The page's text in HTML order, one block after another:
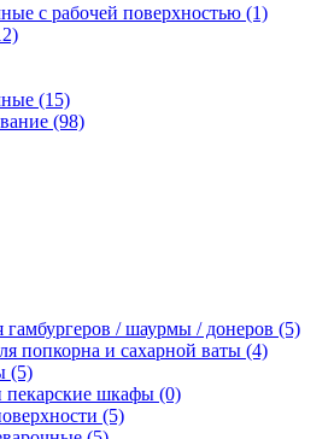
с рабочей поверхностью (1)
(15)
(98)
гамбургеров / шаурмы / донеров (5)
попкорна и сахарной ваты (4)
(5)
шкафы (0)
(5)